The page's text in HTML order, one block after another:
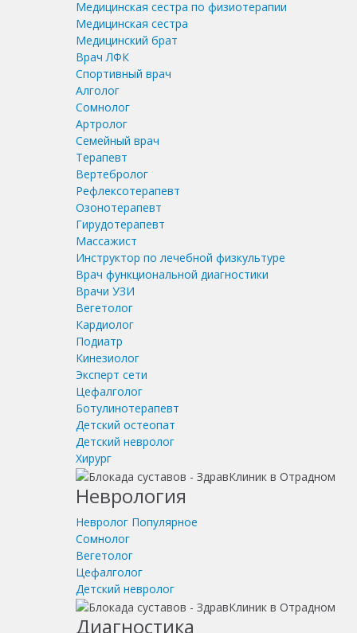
Медицинская сестра по физиотерапии
Медицинская сестра
Медицинский брат
Врач ЛФК
Спортивный врач
Алголог
Сомнолог
Артролог
Семейный врач
Терапевт
Вертебролог
Рефлексотерапевт
Озонотерапевт
Гирудотерапевт
Массажист
Инструктор по лечебной физкультуре
Врач функциональной диагностики
Врачи УЗИ
Вегетолог
Кардиолог
Подиатр
Кинезиолог
Эксперт сети
Цефалголог
Ботулинотерапевт
Детский остеопат
Детский невролог
Хирург
Неврология
Невролог Популярное
Сомнолог
Вегетолог
Цефалголог
Детский невролог
Диагностика